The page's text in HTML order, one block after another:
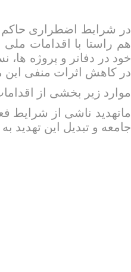
در شرایط اضطراری حاکم
هم راستا با اقدامات
خود در دفاتر و پروژه ها،
در کاهش اثرات منفی این
موارد زیر بخشی از
ماتهدید ناشی از شرایط
جامعه و تبدیل این